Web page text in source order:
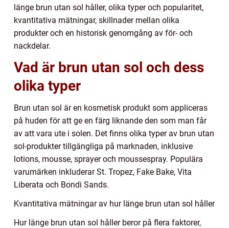
länge brun utan sol håller, olika typer och popularitet,
kvantitativa mätningar, skillnader mellan olika
produkter och en historisk genomgång av för- och
nackdelar.
Vad är brun utan sol och dess
olika typer
Brun utan sol är en kosmetisk produkt som appliceras
på huden för att ge en färg liknande den som man får
av att vara ute i solen. Det finns olika typer av brun utan
sol-produkter tillgängliga på marknaden, inklusive
lotions, mousse, sprayer och moussespray. Populära
varumärken inkluderar St. Tropez, Fake Bake, Vita
Liberata och Bondi Sands.
Kvantitativa mätningar av hur länge brun utan sol håller
Hur länge brun utan sol håller beror på flera faktorer,